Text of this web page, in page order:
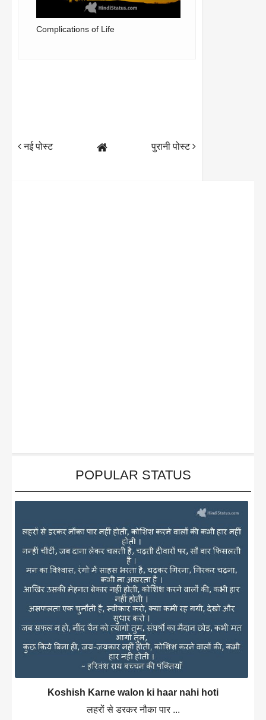
Complications of Life
नई पोस्ट पुरानी पोस्ट
POPULAR STATUS
Koshish Karne walon ki haar nahi hoti
लहरों से डरकर नौका पार ...